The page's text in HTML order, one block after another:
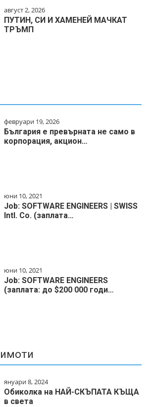
август 2, 2026
ПУТИН, СИ И ХАМЕНЕЙ МАЧКАТ
ТРЪМП
февруари 19, 2026
България е превърната не само в
корпорация, акцион…
юни 10, 2021
Job: SOFTWARE ENGINEERS | SWISS
Intl. Co. (заплата…
юни 10, 2021
Job: SOFTWARE ENGINEERS
(заплата: до $200 000 годи…
януари 8, 2024
Обиколка на НАЙ-СКЪПАТА КЪЩА
в света